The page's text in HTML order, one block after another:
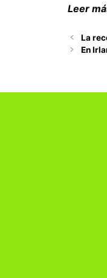
Leer
La
En